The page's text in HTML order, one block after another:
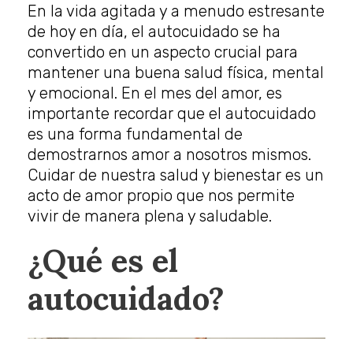
En la vida agitada y a menudo estresante
de hoy en día, el autocuidado se ha
convertido en un aspecto crucial para
mantener una buena salud física, mental
y emocional. En el mes del amor, es
importante recordar que el autocuidado
es una forma fundamental de
demostrarnos amor a nosotros mismos.
Cuidar de nuestra salud y bienestar es un
acto de amor propio que nos permite
vivir de manera plena y saludable.
¿Qué es el
autocuidado?